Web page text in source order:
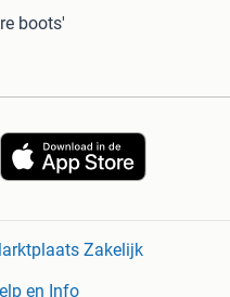
boots'
Zakelijk
en Info